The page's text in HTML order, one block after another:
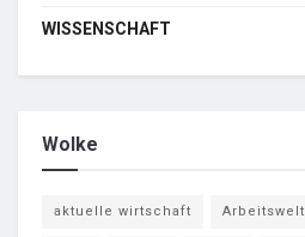
WISSENSCHAFT
Wolke
aktuelle wirtschaft Arbeitswelt